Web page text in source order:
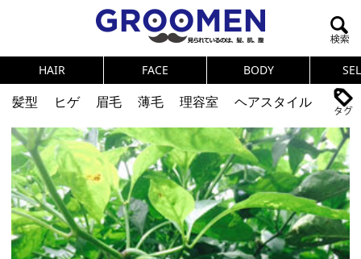
HAIR FACE BODY
髪型 ヒゲ 眉毛 薄毛 理容室
ヘアスタイル
ヘアカタログ
体臭 ニオイ
連載
メンズコスメ
NEWS PICK UP 筋肉
女の本音
テストステロン
海外セレブ 眉毛
メタボ
健康
スキンケア 食事
調査結果